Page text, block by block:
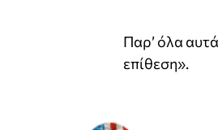
Παρ’ όλα
επίθεση».